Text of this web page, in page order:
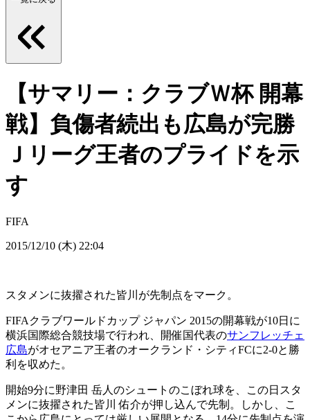
【サマリー：クラブＷ杯 開幕
戦】負傷者続出も広島が完勝
Ｊリーグ王者のプライドを示
す
FIFA
2015/12/10 (木) 22:04
スタメンに抜擢された皆川が先制点をマーク。
FIFAクラブワールドカップ ジャパン 2015の開幕戦が10日に
横浜国際総合競技場で行われ、開催国代表のサンフレッチェ
広島がオセアニア王者のオークランド・シティFCに2-0と勝
利を収めた。
開始9分に野津田 岳人のシュートのこぼれ球を、この日スタ
メンに抜擢された皆川 佑介が押し込んで先制。しかし、こ